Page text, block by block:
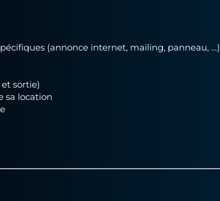
(annonce internet, mailing, panneau, …)
sortie)
sa location